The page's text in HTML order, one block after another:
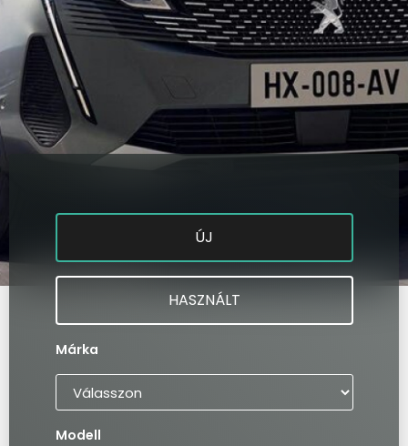
ÚJ
HASZNÁLT
Márka
Modell